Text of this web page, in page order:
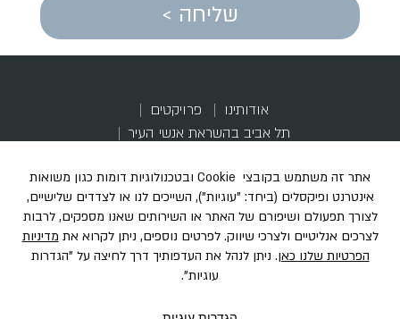
שליחה >
אודותינו
פרויקטים
תל אביב בהשראת אנשי העיר
הכל מתחיל בבניין ישן שמבקש שינוי
מדברים עלינו
דירות לדוגמא
הקוד האתי
קריירה
יצירת קשר
הצהרת נגישות
מדיניות פרטיות
תקנון מבצע